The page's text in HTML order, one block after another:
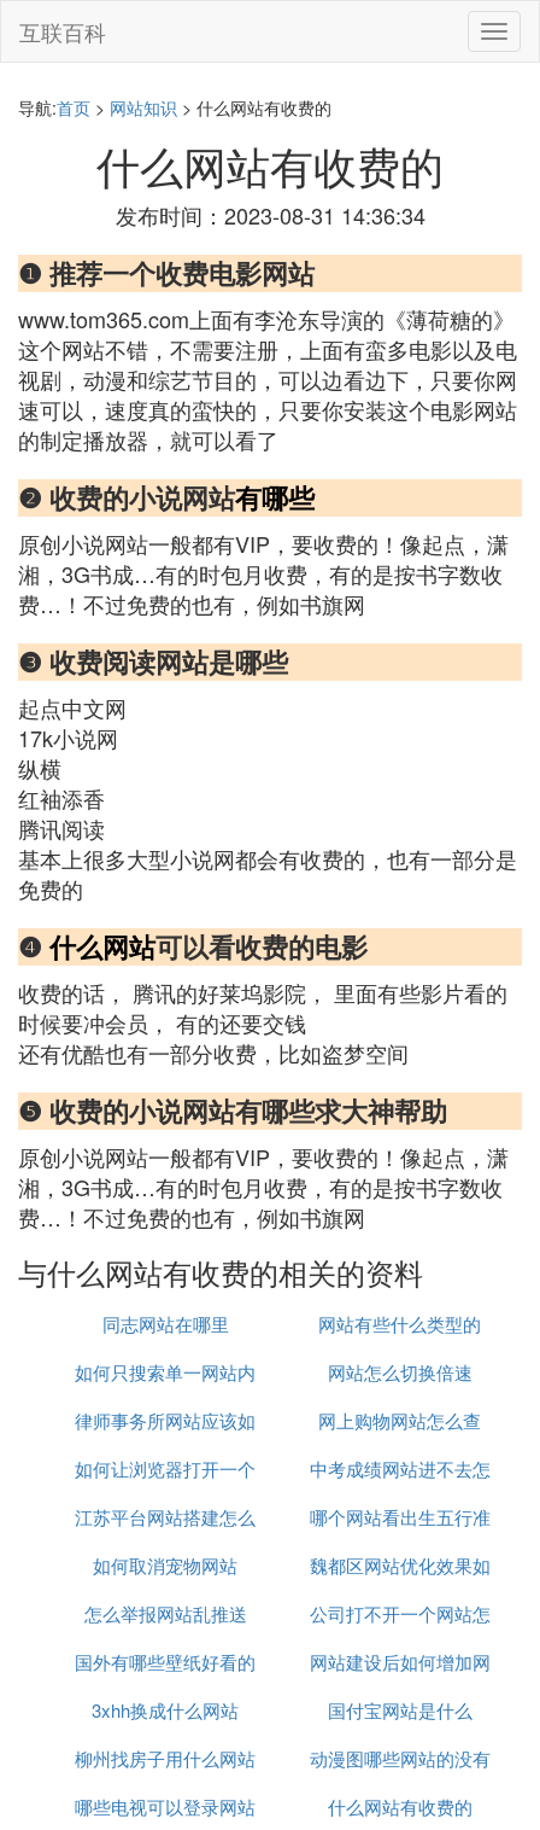
切
换
互联百科
导航:首页 > 网站知识 > 什么网站有收费的
什么网站有收费的
发布时间：2023-08-31 14:36:34
❶ 推荐一个收费电影网站
www.tom365.com上面有李沧东导演的《薄荷糖的》
这个网站不错，不需要注册，上面有蛮多电影以及电
视剧，动漫和综艺节目的，可以边看边下，只要你网
速可以，速度真的蛮快的，只要你安装这个电影网站
的制定播放器，就可以看了
❷ 收费的小说网站有哪些
原创小说网站一般都有VIP，要收费的！像起点，潇
湘，3G书成…有的时包月收费，有的是按书字数收
费…！不过免费的也有，例如书旗网
❸ 收费阅读网站是哪些
起点中文网
17k小说网
纵横
红袖添香
腾讯阅读
基本上很多大型小说网都会有收费的，也有一部分是
免费的
❹什么网站可以看收费的电影
收费的话， 腾讯的好莱坞影院， 里面有些影片看的
时候要冲会员， 有的还要交钱
还有优酷也有一部分收费，比如盗梦空间
❺ 收费的小说网站有哪些求大神帮助
原创小说网站一般都有VIP，要收费的！像起点，潇
湘，3G书成…有的时包月收费，有的是按书字数收
费…！不过免费的也有，例如书旗网
与什么网站有收费的相关的资料
同志网站在哪里
网站有些什么类型的
如何只搜索单一网站内
容
网站怎么切换倍速
律师事务所网站应该如
何制作
网上购物网站怎么查
如何让浏览器打开一个
网站
中考成绩网站进不去怎
么办
江苏平台网站搭建怎么
联系
哪个网站看出生五行准
如何取消宠物网站
魏都区网站优化效果如
何
怎么举报网站乱推送
公司打不开一个网站怎
么办
国外有哪些壁纸好看的
网站
网站建设后如何增加网
络流量
3xhh换成什么网站
国付宝网站是什么
柳州找房子用什么网站
动漫图哪些网站的没有
水印
哪些电视可以登录网站
什么网站有收费的